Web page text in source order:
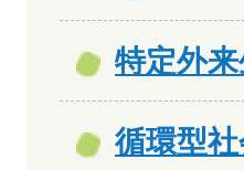
特定外
循環型